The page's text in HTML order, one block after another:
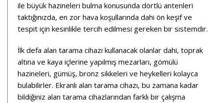
ile büyük hazineleri bulma konusunda dörtlü antenleri
taktığınızda, en zor hava koşullarında dahi ön keşif ve
tespit için kesinlikle tercih edilmesi gereken bir sistemdir.
İlk defa alan tarama cihazı kullanacak olanlar dahi, toprak
altına ve kaya içlerine yapılmış mezarları, gömülü
hazineleri, gümüş, bronz sikkeleri ve heykelleri kolayca
bulabilirler. Ekranlı alan tarama cihazı, bu zamana kadar
bildiğiniz alan tarama cihazlarından farklı bir çalışma